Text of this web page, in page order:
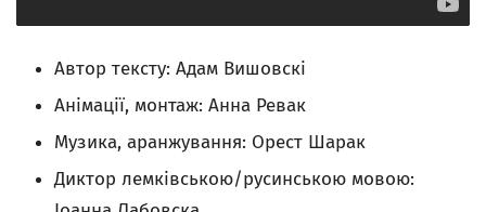
Автор тексту: Адам Вишовскі
Анімації, монтаж: Анна Ревак
Музика, аранжування: Орест Шарак
Диктор лемківською/русинською мовою: